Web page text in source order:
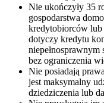
Nie ukończyły 35
gospodarstwa
kredytobiorców lub
dotyczy kredytu
bez ograniczenia
Nie posiadają
jest maksymalny
dziedziczenia lub